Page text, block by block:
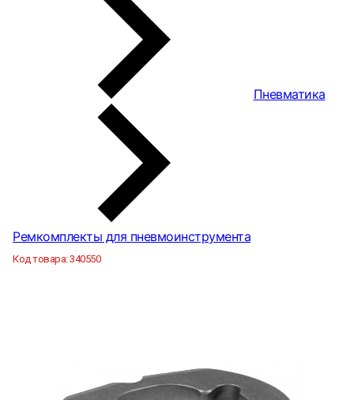
Пневматика
Ремкомплекты для пневмоинструмента
Код товара:340550